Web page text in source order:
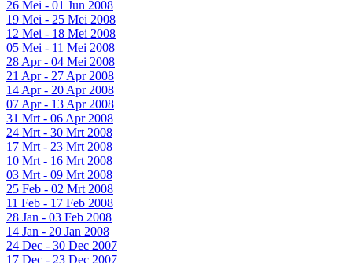
26 Mei - 01 Jun 2008
19 Mei - 25 Mei 2008
12 Mei - 18 Mei 2008
05 Mei - 11 Mei 2008
28 Apr - 04 Mei 2008
21 Apr - 27 Apr 2008
14 Apr - 20 Apr 2008
07 Apr - 13 Apr 2008
31 Mrt - 06 Apr 2008
24 Mrt - 30 Mrt 2008
17 Mrt - 23 Mrt 2008
10 Mrt - 16 Mrt 2008
03 Mrt - 09 Mrt 2008
25 Feb - 02 Mrt 2008
11 Feb - 17 Feb 2008
28 Jan - 03 Feb 2008
14 Jan - 20 Jan 2008
24 Dec - 30 Dec 2007
17 Dec - 23 Dec 2007